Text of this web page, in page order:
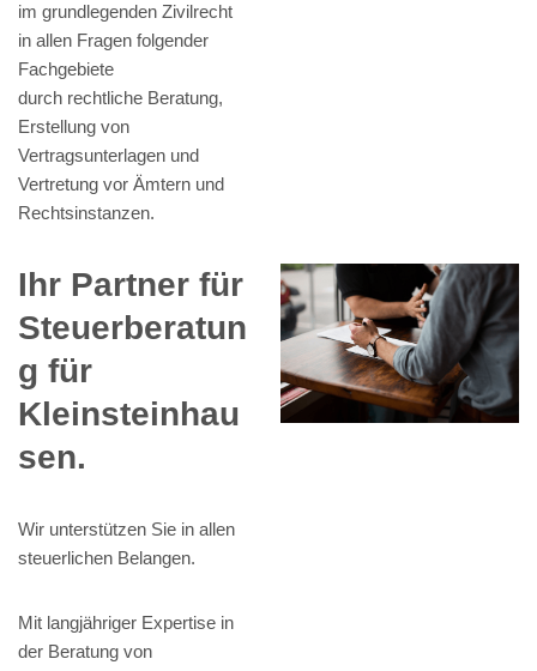
im grundlegenden Zivilrecht
in allen Fragen folgender
Fachgebiete
durch rechtliche Beratung,
Erstellung von
Vertragsunterlagen und
Vertretung vor Ämtern und
Rechtsinstanzen.
Ihr Partner für
Steuerberatun
g für
Kleinsteinhau
sen.
Wir unterstützen Sie in allen
steuerlichen Belangen.
Mit langjähriger Expertise in
der Beratung von